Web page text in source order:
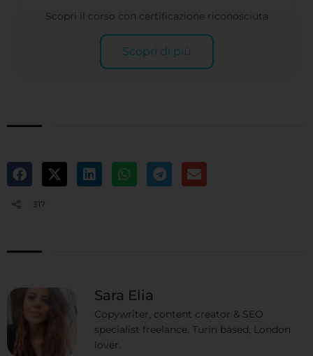
Scopri il corso con certificazione riconosciuta
Scopri di più
317
Sara Elia
Copywriter, content creator & SEO
specialist freelance. Turin based, London
lover.